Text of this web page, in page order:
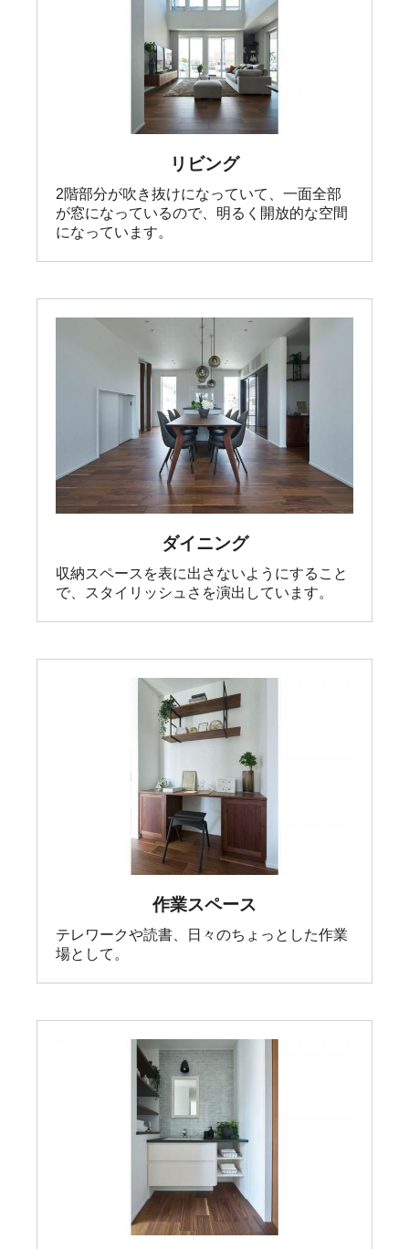
リビング
2階部分が吹き抜けになっていて、一面全部
が窓になっているので、明るく開放的な空間
になっています。
ダイニング
収納スペースを表に出さないようにすること
で、スタイリッシュさを演出しています。
作業スペース
テレワークや読書、日々のちょっとした作業
場として。